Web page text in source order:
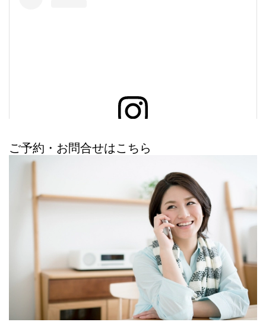
この投稿をInstagramで見る
松山市の頭痛専門らぽーる整体院 川又淳矢(@junya_kawamata)がシェアした投稿
ご予約・お問合せはこちら